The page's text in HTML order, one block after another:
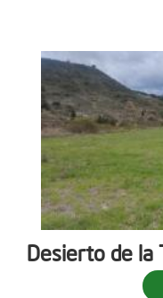
Desierto de la